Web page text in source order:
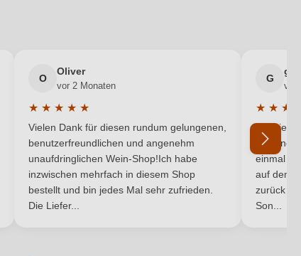
Sternen
O
Oliver
vor 2 Monaten
★ ★ ★ ★ ★
Durchschnittliche Bewertung von 5 von 5 Sternen
Vielen Dank für diesen rundum gelungenen,
benutzerfreundlichen und angenehm
unaufdringlichen Wein-Shop!Ich habe
inzwischen mehrfach in diesem Shop
bestellt und bin jedes Mal sehr zufrieden.
Die Liefer...
G
vor
★ ★ ★
Die
hat eine
einmal
auf dem
zurück
Son...